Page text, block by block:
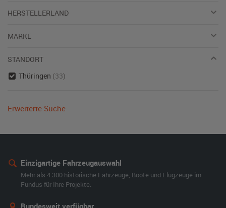
HERSTELLERLAND
MARKE
STANDORT
Thüringen (33)
Erweiterte Suche
Einzigartige Fahrzeugauswahl
Mehr als 4.300 historische Fahrzeuge, Boote und Flugzeuge im
Fundus für Ihre Projekte.
Bundesweit verfügbar